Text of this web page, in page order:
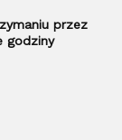
przez
godziny